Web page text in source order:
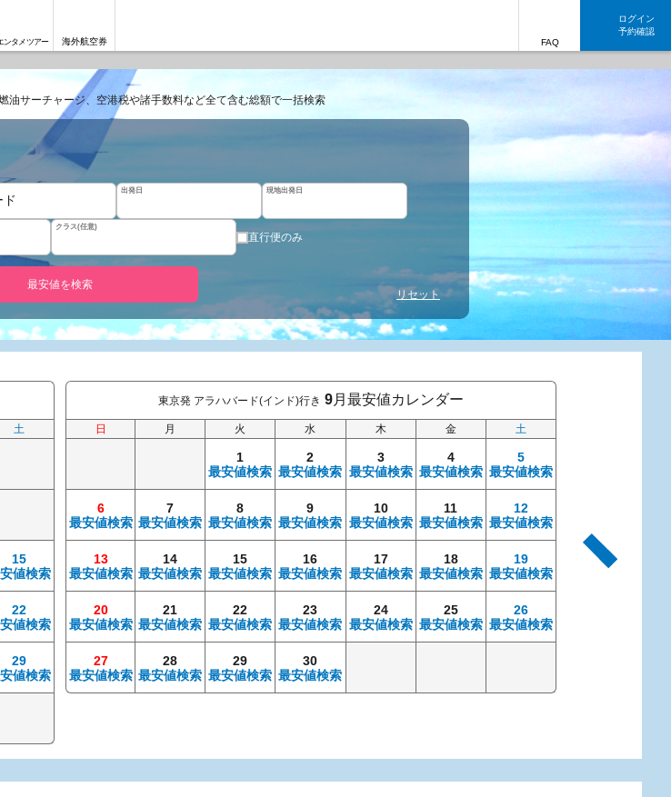
ンタメツアー 海外航空券 FAQ
ログイン
予約確認
油サーチャージ、空港税や諸手数料など全て含む総額で一括検索
出発日 現地出発日
クラス(任意)
直行便のみ
最安値を検索
リセット
土
15
値検索
22
値検索
29
値検索
東京発 アラハバード(インド)行き 9月最安値カレンダー
日 月 火 水 木 金 土
1
最安値検索
2
最安値検索
3
最安値検索
4
最安値検索
5
最安値検索
6
最安値検索
7
最安値検索
8
最安値検索
9
最安値検索
10
最安値検索
11
最安値検索
12
最安値検索
13
最安値検索
14
最安値検索
15
最安値検索
16
最安値検索
17
最安値検索
18
最安値検索
19
最安値検索
20
最安値検索
21
最安値検索
22
最安値検索
23
最安値検索
24
最安値検索
25
最安値検索
26
最安値検索
27
最安値検索
28
最安値検索
29
最安値検索
30
最安値検索
11
最安値検索